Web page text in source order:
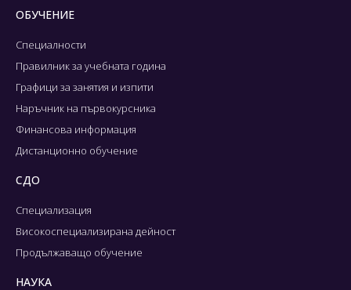
ОБУЧЕНИЕ
Специалности
Правилник за учебната година
Графици за занятия и изпити
Наръчник на първокурсника
Финансова информация
Дистанционно обучение
СДО
Специализация
Високоспециализирана дейност
Продължаващо обучение
НАУКА